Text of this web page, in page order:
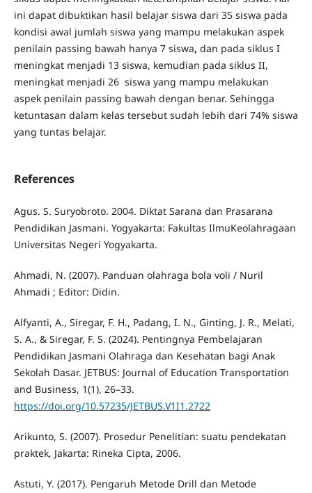
ini dapat dibuktikan hasil belajar siswa dari 35 siswa pada
kondisi awal jumlah siswa yang mampu melakukan aspek
penilain passing bawah hanya 7 siswa, dan pada siklus I
meningkat menjadi 13 siswa, kemudian pada siklus II,
meningkat menjadi 26 siswa yang mampu melakukan
aspek penilain passing bawah dengan benar. Sehingga
ketuntasan dalam kelas tersebut sudah lebih dari 74% siswa
yang tuntas belajar.
References
Agus. S. Suryobroto. 2004. Diktat Sarana dan Prasarana
Pendidikan Jasmani. Yogyakarta: Fakultas IlmuKeolahragaan
Universitas Negeri Yogyakarta.
Ahmadi, N. (2007). Panduan olahraga bola voli / Nuril
Ahmadi ; Editor: Didin.
Alfyanti, A., Siregar, F. H., Padang, I. N., Ginting, J. R., Melati,
S. A., & Siregar, F. S. (2024). Pentingnya Pembelajaran
Pendidikan Jasmani Olahraga dan Kesehatan bagi Anak
Sekolah Dasar. JETBUS: Journal of Education Transportation
and Business, 1(1), 26–33.
https://doi.org/10.57235/JETBUS.V1I1.2722
Arikunto, S. (2007). Prosedur Penelitian: suatu pendekatan
praktek, Jakarta: Rineka Cipta, 2006.
Astuti, Y. (2017). Pengaruh Metode Drill dan Metode